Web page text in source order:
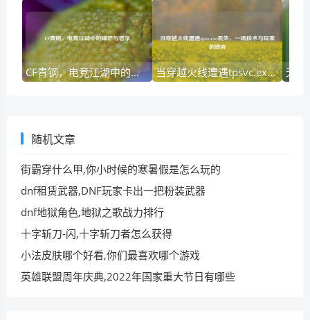
CF青钢，电竞江湖中的锋芒与哲学 当穿越火线遭遇tpsvc.exe丢失，一场技术与玩家的博弈
随机文章
街霸穿什么甲,你小时候的寒暑假是怎么玩的
dnf租赁武器,DNF玩家卡出一把粉装武器
dnf地狱角色,地狱之歌战力排行
十字斩刀-闪,十字斩刀者怎么获得
小法皮肤哪个好看,你们最喜欢哪个游戏
英雄联盟周年庆典,2022年国家重大节日有哪些